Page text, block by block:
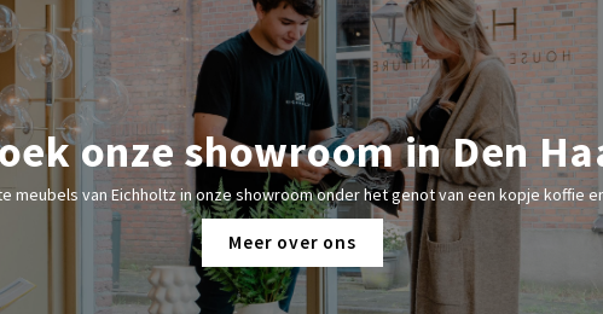
onze showroom in Den
meubels van Eichholtz in onze showroom onder het genot van een kopje koffie
Meer over ons